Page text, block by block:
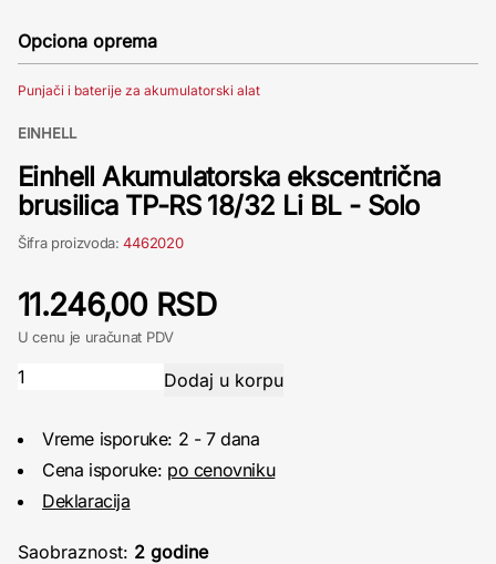
Opciona oprema
Punjači i baterije za akumulatorski alat
EINHELL
Einhell Akumulatorska ekscentrična
brusilica TP-RS 18/32 Li BL - Solo
Šifra proizvoda:4462020
11.246,00 RSD
U cenu je uračunat PDV
Vreme isporuke: 2 - 7 dana
Cena isporuke: po cenovniku
Deklaracija
Saobraznost: 2 godine